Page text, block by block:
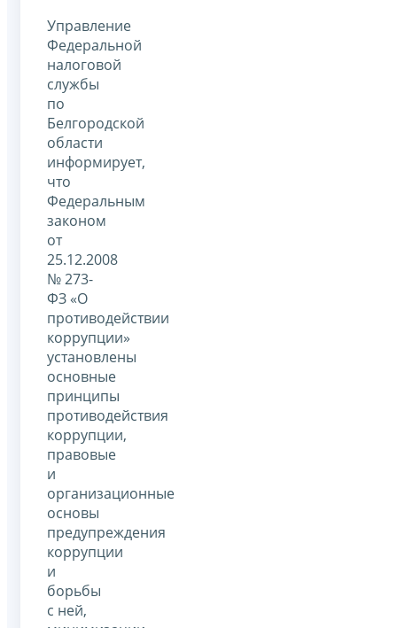
Управление
Федеральной
налоговой
службы
по
Белгородской
области
информирует,
что
Федеральным
законом
от
25.12.2008
№ 273-
ФЗ «О
противодействии
коррупции»
установлены
основные
принципы
противодействия
коррупции,
правовые
и
организационные
основы
предупреждения
коррупции
и
борьбы
с ней,